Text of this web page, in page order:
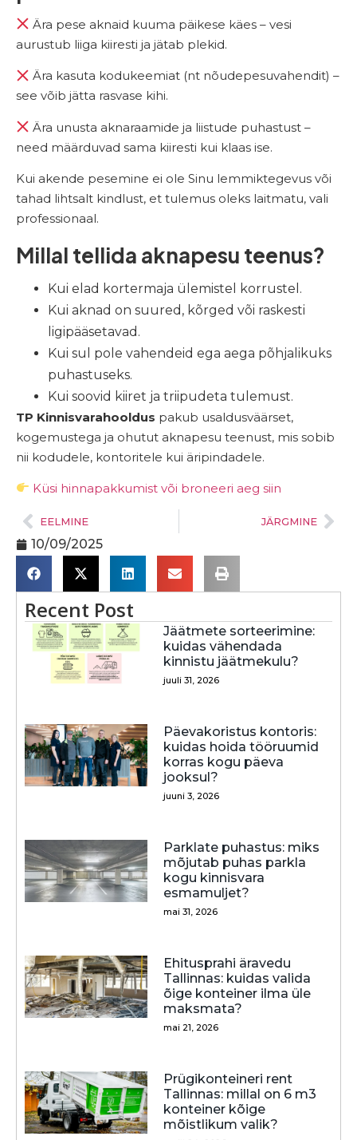
Ära pese aknaid kuuma päikese käes – vesi
aurustub liiga kiiresti ja jätab plekid.
Ära kasuta kodukeemiat (nt nõudepesuvahendit) –
see võib jätta rasvase kihi.
Ära unusta aknaraamide ja liistude puhastust –
need määrduvad sama kiiresti kui klaas ise.
Kui akende pesemine ei ole Sinu lemmiktegevus või
tahad lihtsalt kindlust, et tulemus oleks laitmatu, vali
professionaal.
Millal tellida aknapesu teenus?
Kui elad kortermaja ülemistel korrustel.
Kui aknad on suured, kõrged või raskesti
ligipääsetavad.
Kui sul pole vahendeid ega aega põhjalikuks
puhastuseks.
Kui soovid kiiret ja triipudeta tulemust.
TP Kinnisvarahooldus pakub usaldusväärset,
kogemustega ja ohutut aknapesu teenust, mis sobib
nii kodudele, kontoritele kui äripindadele.
Küsi hinnapakkumist või broneeri aeg siin
EELMINE JÄRGMINE
10/09/2025
Recent Post
Jäätmete sorteerimine:
kuidas vähendada
kinnistu jäätmekulu?
juuli 31, 2026
Päevakoristus kontoris:
kuidas hoida tööruumid
korras kogu päeva
jooksul?
juuni 3, 2026
Parklate puhastus: miks
mõjutab puhas parkla
kogu kinnisvara
esmamuljet?
mai 31, 2026
Ehitusprahi äravedu
Tallinnas: kuidas valida
õige konteiner ilma üle
maksmata?
mai 21, 2026
Prügikonteineri rent
Tallinnas: millal on 6 m3
konteiner kõige
mõistlikum valik?